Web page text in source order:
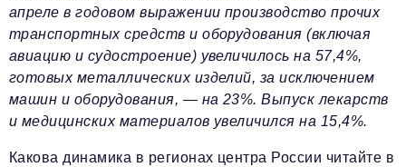
апреле в годовом выражении производство прочих
транспортных средств и оборудования (включая
авиацию и судостроение) увеличилось на 57,4%,
готовых металлических изделий, за исключением
машин и оборудования, — на 23%. Выпуск лекарств
и медицинских материалов увеличился на 15,4%.
Какова динамика в регионах центра России читайте в